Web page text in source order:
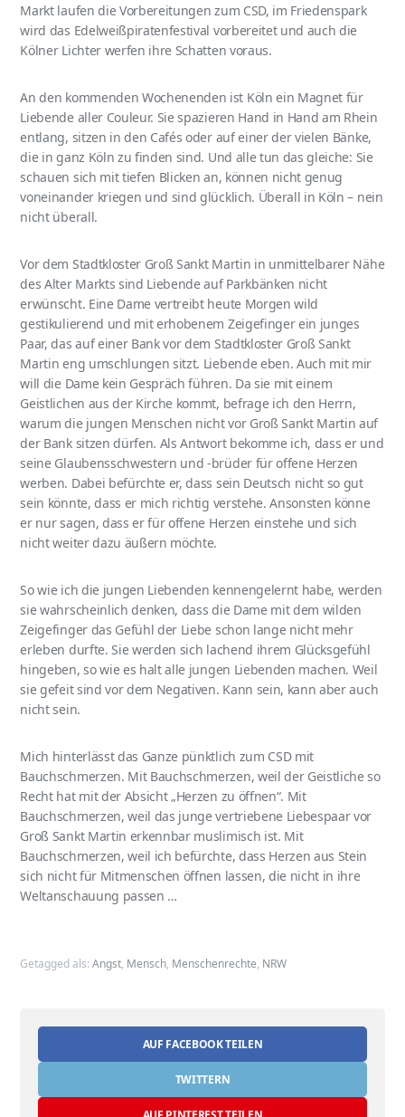
Markt laufen die Vorbereitungen zum CSD, im Friedenspark
wird das Edelweißpiratenfestival vorbereitet und auch die
Kölner Lichter werfen ihre Schatten voraus.
An den kommenden Wochenenden ist Köln ein Magnet für
Liebende aller Couleur. Sie spazieren Hand in Hand am Rhein
entlang, sitzen in den Cafés oder auf einer der vielen Bänke,
die in ganz Köln zu finden sind. Und alle tun das gleiche: Sie
schauen sich mit tiefen Blicken an, können nicht genug
voneinander kriegen und sind glücklich. Überall in Köln – nein
nicht überall.
Vor dem Stadtkloster Groß Sankt Martin in unmittelbarer Nähe
des Alter Markts sind Liebende auf Parkbänken nicht
erwünscht. Eine Dame vertreibt heute Morgen wild
gestikulierend und mit erhobenem Zeigefinger ein junges
Paar, das auf einer Bank vor dem Stadtkloster Groß Sankt
Martin eng umschlungen sitzt. Liebende eben. Auch mit mir
will die Dame kein Gespräch führen. Da sie mit einem
Geistlichen aus der Kirche kommt, befrage ich den Herrn,
warum die jungen Menschen nicht vor Groß Sankt Martin auf
der Bank sitzen dürfen. Als Antwort bekomme ich, dass er und
seine Glaubensschwestern und -brüder für offene Herzen
werben. Dabei befürchte er, dass sein Deutsch nicht so gut
sein könnte, dass er mich richtig verstehe. Ansonsten könne
er nur sagen, dass er für offene Herzen einstehe und sich
nicht weiter dazu äußern möchte.
So wie ich die jungen Liebenden kennengelernt habe, werden
sie wahrscheinlich denken, dass die Dame mit dem wilden
Zeigefinger das Gefühl der Liebe schon lange nicht mehr
erleben durfte. Sie werden sich lachend ihrem Glücksgefühl
hingeben, so wie es halt alle jungen Liebenden machen. Weil
sie gefeit sind vor dem Negativen. Kann sein, kann aber auch
nicht sein.
Mich hinterlässt das Ganze pünktlich zum CSD mit
Bauchschmerzen. Mit Bauchschmerzen, weil der Geistliche so
Recht hat mit der Absicht „Herzen zu öffnen“. Mit
Bauchschmerzen, weil das junge vertriebene Liebespaar vor
Groß Sankt Martin erkennbar muslimisch ist. Mit
Bauchschmerzen, weil ich befürchte, dass Herzen aus Stein
sich nicht für Mitmenschen öffnen lassen, die nicht in ihre
Weltanschauung passen …
Getagged als:Angst, Mensch, Menschenrechte, NRW
AUF FACEBOOK TEILEN
TWITTERN